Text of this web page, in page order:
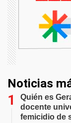
Noticias
Quién es
docente
femicidio de